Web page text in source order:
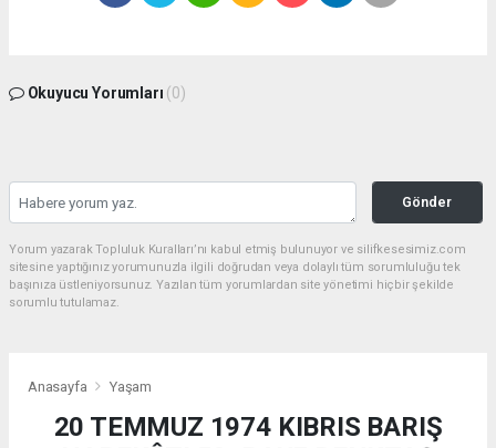
Okuyucu Yorumları (0)
Gönder
Yorum yazarak Topluluk Kuralları’nı kabul etmiş bulunuyor ve silifkesesimiz.com
sitesine yaptığınız yorumunuzla ilgili doğrudan veya dolaylı tüm sorumluluğu tek
başınıza üstleniyorsunuz. Yazılan tüm yorumlardan site yönetimi hiçbir şekilde
sorumlu tutulamaz.
Anasayfa Yaşam
20 TEMMUZ 1974 KIBRIS BARIŞ